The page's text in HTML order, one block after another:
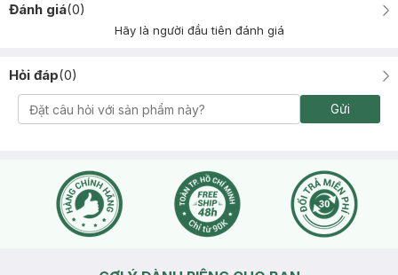
Đánh giá(0)
Hãy là người đầu tiên đánh giá
Hỏi đáp(0)
Gửi